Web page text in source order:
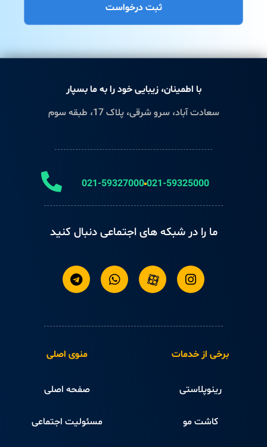
ثبت درخواست
منوی اصلی
صفحه اصلی
مسئولیت اجتماعی
برخی از خدمات
رینوپلاستی
کاشت مو
با اطمینان، زیبایی خود را به ما بسپار
سعادت آباد، سرو شرقی، پلاک 17، طبقه سوم
021-59325000
021-59327000
ما را در شبکه های اجتماعی دنبال کنید